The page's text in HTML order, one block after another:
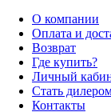
О компании
Оплата и
Возврат
Где купить?
Личный
Стать
Контакты